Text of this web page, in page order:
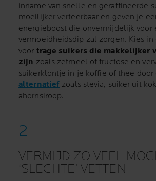
inname van snelle en geraffineerde
moeilijker verteerbaar en geven je
energieboost die onvermijdelijk voor
vermoeidheidsdip zal zorgen. Kies in
voor trage suikers die makkelijker
zijn zoals zetmeel of fructose en
suikerklontje in je koffie of thee door
alternatief zoals stevia, suiker uit
ahornsiroop.
VERMIJD ZO VEEL
‘SLECHTE’ VETTEN